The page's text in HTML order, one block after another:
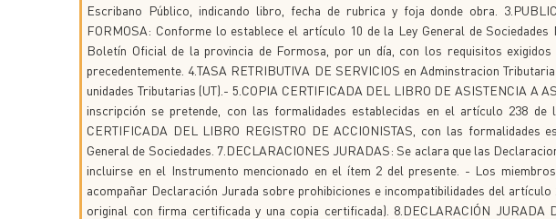
Escribano Público, indicando libro, fecha de rubrica y foja donde obra.
FORMOSA: Conforme lo establece el artículo 10 de la Ley General de Sociedades
Boletín Oficial de la provincia de Formosa, por un día, con los requisitos
precedentemente. 4.TASA RETRIBUTIVA DE SERVICIOS en Adminstracion
unidades Tributarias (UT).- 5.COPIA CERTIFICADA DEL LIBRO DE ASISTENCIA A
inscripción se pretende, con las formalidades establecidas en el artículo 238 de
CERTIFICADA DEL LIBRO REGISTRO DE ACCIONISTAS, con las formalidades
General de Sociedades. 7.DECLARACIONES JURADAS: Se aclara que las
incluirse en el Instrumento mencionado en el ítem 2 del presente. - Los
acompañar Declaración Jurada sobre prohibiciones e incompatibilidades del artículo
original con firma certificada y una copia certificada). 8.DECLARACIÓN JURADA